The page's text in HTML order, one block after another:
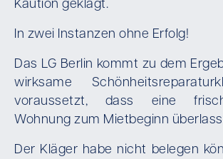
Kaution geklagt.
In zwei Instanzen ohne Erfolg!
Das LG Berlin kommt zu dem
wirksame
voraussetzt, dass eine
Wohnung zum Mietbeginn
Der Kläger habe nicht belegen